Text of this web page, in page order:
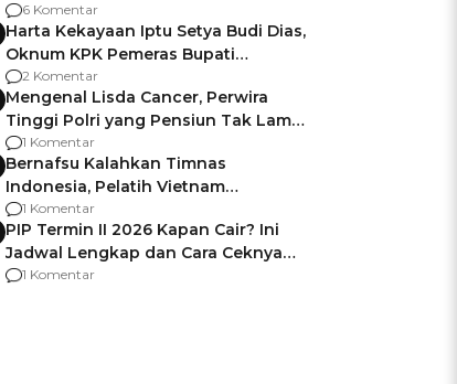
Gagalnya Negara Jamin Keamanan
6 Komentar
Harta Kekayaan Iptu Setya Budi Dias,
Oknum KPK Pemeras Bupati
Pemalang
2 Komentar
Mengenal Lisda Cancer, Perwira
Tinggi Polri yang Pensiun Tak Lama
Usai Jadi Brigjen
1 Komentar
Bernafsu Kalahkan Timnas
Indonesia, Pelatih Vietnam
Berencana Pakai Jimat di Pakansari
1 Komentar
PIP Termin II 2026 Kapan Cair? Ini
Jadwal Lengkap dan Cara Ceknya
agar Dana Tidak Hangus!
1 Komentar